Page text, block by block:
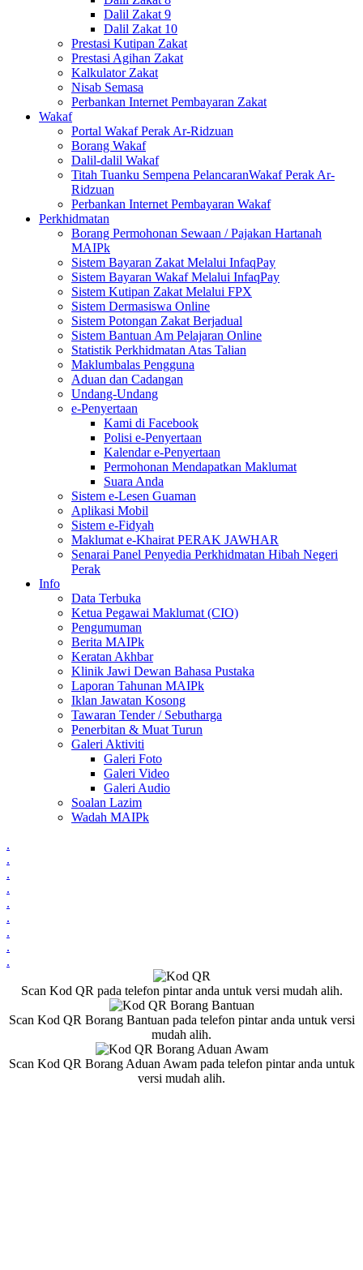
Dalil Zakat 9
Dalil Zakat 10
Prestasi Kutipan Zakat
Prestasi Agihan Zakat
Kalkulator Zakat
Nisab Semasa
Perbankan Internet Pembayaran Zakat
Wakaf
Portal Wakaf Perak Ar-Ridzuan
Borang Wakaf
Dalil-dalil Wakaf
Titah Tuanku Sempena PelancaranWakaf Perak Ar-
Ridzuan
Perbankan Internet Pembayaran Wakaf
Perkhidmatan
Borang Permohonan Sewaan / Pajakan Hartanah
MAIPk
Sistem Bayaran Zakat Melalui InfaqPay
Sistem Bayaran Wakaf Melalui InfaqPay
Sistem Kutipan Zakat Melalui FPX
Sistem Dermasiswa Online
Sistem Potongan Zakat Berjadual
Sistem Bantuan Am Pelajaran Online
Statistik Perkhidmatan Atas Talian
Maklumbalas Pengguna
Aduan dan Cadangan
Undang-Undang
e-Penyertaan
Kami di Facebook
Polisi e-Penyertaan
Kalendar e-Penyertaan
Permohonan Mendapatkan Maklumat
Suara Anda
Sistem e-Lesen Guaman
Aplikasi Mobil
Sistem e-Fidyah
Maklumat e-Khairat PERAK JAWHAR
Senarai Panel Penyedia Perkhidmatan Hibah Negeri
Perak
Info
Data Terbuka
Ketua Pegawai Maklumat (CIO)
Pengumuman
Berita MAIPk
Keratan Akhbar
Klinik Jawi Dewan Bahasa Pustaka
Laporan Tahunan MAIPk
Iklan Jawatan Kosong
Tawaran Tender / Sebutharga
Penerbitan & Muat Turun
Galeri Aktiviti
Galeri Foto
Galeri Video
Galeri Audio
Soalan Lazim
Wadah MAIPk
.
.
.
.
.
.
.
.
.
Scan Kod QR pada telefon pintar anda untuk versi mudah alih.
Scan Kod QR Borang Bantuan pada telefon pintar anda untuk versi
mudah alih.
Scan Kod QR Borang Aduan Awam pada telefon pintar anda untuk
versi mudah alih.